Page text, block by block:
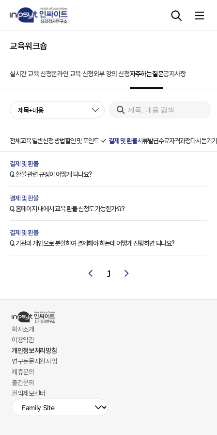
상담도구
교육 워크숍
단체검사
교육워크숍
실시간 교육 신청온라인 교육 신청외부 강의 신청자주하는질문공지사항
제목+내용
전체교육 일반신청 방법할인 및 포인트 결제 및 환불서류발급수료자격과정다시듣기
결제 및 환불
Q. 환불 관련 규정이 어떻게 되나요?
결제 및 환불
Q. 홈페이지 내에서 교육 환불 신청도 가능한가요?
결제 및 환불
Q. 기관과 개인으로 분할하여 결제해야 하는데 어떻게 진행하면 되나요?
1
회사소개
이용약관
개인정보처리방침
연구논문지원사업
제휴문의
출간문의
권익제보센터